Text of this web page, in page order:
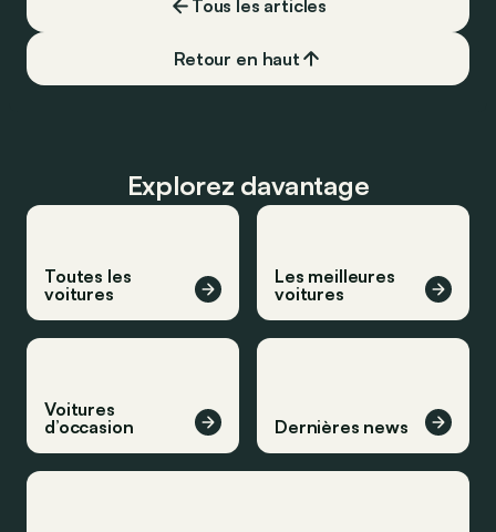
Tous les articles
Retour en haut
Explorez davantage
Toutes les
voitures
Les meilleures
voitures
Voitures
d’occasion
Dernières news